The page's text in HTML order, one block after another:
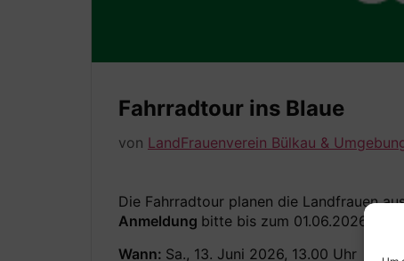
Fahrradtour ins Blaue
von LandFrauenverein Bülkau &
Die Fahrradtour planen die Landfrauen
Anmeldung bitte bis zum 01.06.2026 bei
Wann: Sa., 13. Juni 2026, 13.00 Uhr